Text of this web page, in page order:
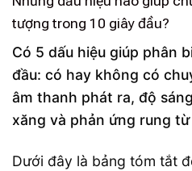
tượng trong 10 giây đầu?
Có 5 dấu hiệu giúp phân
đầu: có hay không có
âm thanh phát ra, độ
xăng và phản ứng rung
Dưới đây là bảng tóm tắt